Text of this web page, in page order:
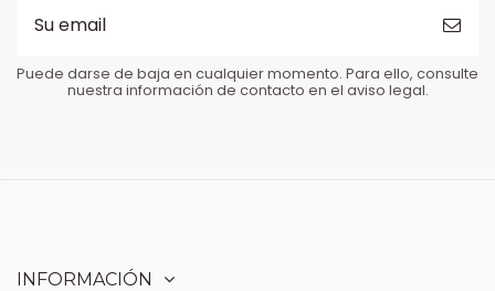
Puede darse de baja en cualquier momento. Para ello, consulte
nuestra información de contacto en el aviso legal.
INFORMACIÓN